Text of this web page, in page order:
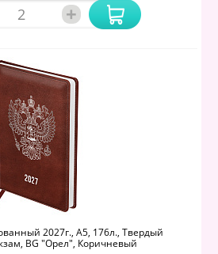
+
2027г., А5, 176л., Твердый
BG "Орел", Коричневый